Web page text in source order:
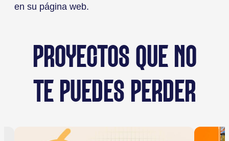
en su página web.
PROYECTOS QUE NO
TE PUEDES PERDER